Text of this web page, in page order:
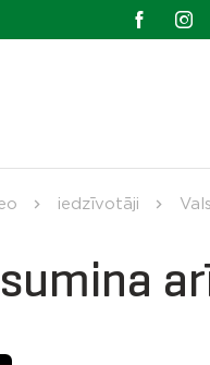
iedzīvotāji